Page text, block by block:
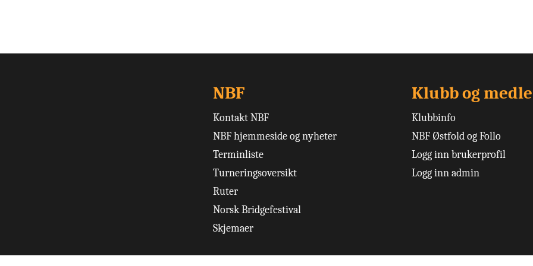
NBF
Kontakt NBF
NBF hjemmeside og nyheter
Terminliste
Turneringsoversikt
Ruter
Norsk Bridgefestival
Skjemaer
Klubb og
Klubbinfo
NBF Østfold og Follo
Logg inn brukerprofil
Logg inn admin